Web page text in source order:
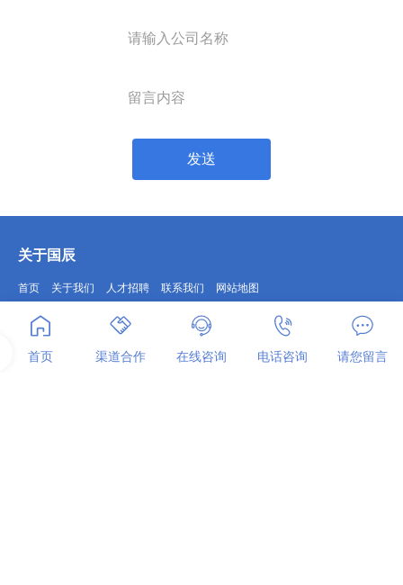
发送
关于国辰
首页 关于我们 人才招聘 联系我们 网站地图
国辰产品
公共服务机器人 安防巡检机器人 智能无人叉车 机器视觉检测设备
首页 渠道合作 在线咨询 电话咨询 请您留言